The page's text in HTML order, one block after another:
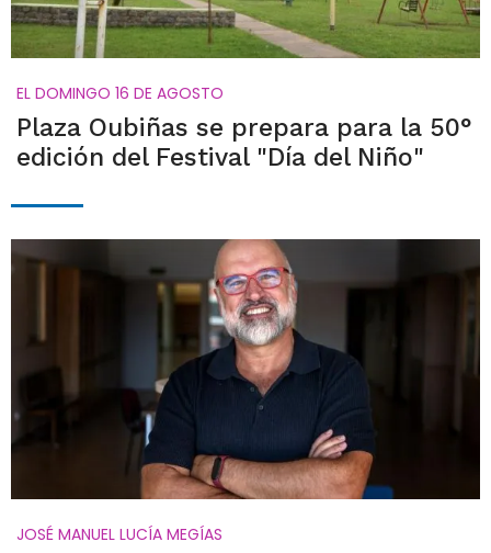
EL DOMINGO 16 DE AGOSTO
Plaza Oubiñas se prepara para la 50°
edición del Festival "Día del Niño"
JOSÉ MANUEL LUCÍA MEGÍAS